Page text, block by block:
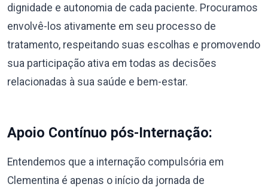
dignidade e autonomia de cada paciente. Procuramos
envolvê-los ativamente em seu processo de
tratamento, respeitando suas escolhas e promovendo
sua participação ativa em todas as decisões
relacionadas à sua saúde e bem-estar.
Apoio Contínuo pós-Internação:
Entendemos que a internação compulsória em
Clementina é apenas o início da jornada de